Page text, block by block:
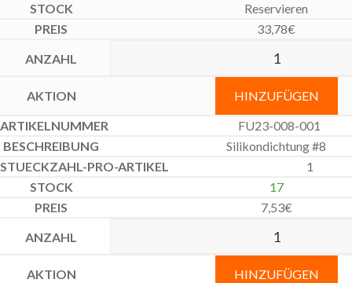
Reservieren
33,78€
HINZUFÜGEN
FU23-008-001
Silikondichtung #8
1
17
7,53€
HINZUFÜGEN